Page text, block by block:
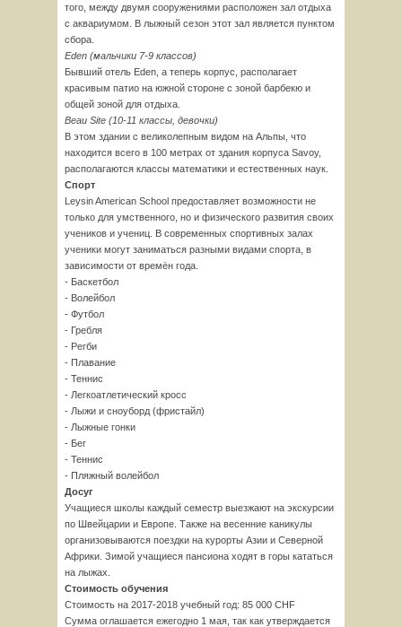
того, между двумя сооружениями расположен зал отдыха
с аквариумом. В лыжный сезон этот зал является пунктом
сбора.
Eden (мальчики 7-9 классов)
Бывший отель Eden, а теперь корпус, располагает
красивым патио на южной стороне с зоной барбекю и
общей зоной для отдыха.
Beau Site (10-11 классы, девочки)
В этом здании с великолепным видом на Альпы, что
находится всего в 100 метрах от здания корпуса Savoy,
располагаются классы математики и естественных наук.
Спорт
Leysin American School предоставляет возможности не
только для умственного, но и физического развития своих
учеников и учениц. В современных спортивных залах
ученики могут заниматься разными видами спорта, в
зависимости от времён года.
- Баскетбол
- Волейбол
- Футбол
- Гребля
- Регби
- Плавание
- Теннис
- Легкоатлетический кросс
- Лыжи и сноуборд (фристайл)
- Лыжные гонки
- Бег
- Теннис
- Пляжный волейбол
Досуг
Учащиеся школы каждый семестр выезжают на экскурсии
по Швейцарии и Европе. Также на весенние каникулы
организовываются поездки на курорты Азии и Северной
Африки. Зимой учащиеся пансиона ходят в горы кататься
на лыжах.
Стоимость обучения
Стоимость на 2017-2018 учебный год: 85 000 CHF
Сумма оглашается ежегодно 1 мая, так как утверждается